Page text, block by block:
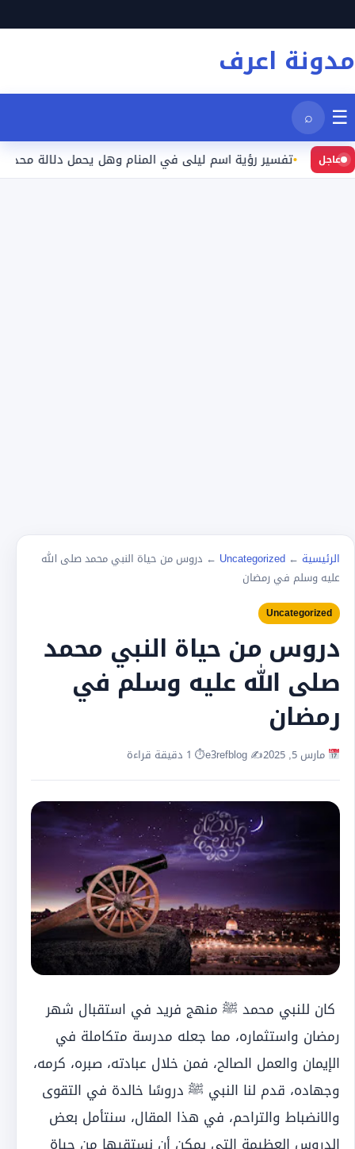
إلى
المحتوى
مدونة اعرف
☰
⌕
عاجل تفسير رؤية اسم ليلى في المنام وهل يحمل دلالة محددة؟
الرئيسية ←
Uncategorized
← دروس من حياة النبي محمد صلى الله
عليه وسلم في رمضان
Uncategorized
دروس من حياة النبي محمد
صلى الله عليه وسلم في
رمضان
مارس 5, 2025 ✍️ e3refblog ⏱ 1 دقيقة قراءة
كان للنبي محمد ﷺ منهج فريد في استقبال شهر
رمضان واستثماره، مما جعله مدرسة متكاملة في
الإيمان والعمل الصالح، فمن خلال عبادته، صبره، كرمه،
وجهاده، قدم لنا النبي ﷺ دروسًا خالدة في التقوى
والانضباط والتراحم، في هذا المقال، سنتأمل بعض